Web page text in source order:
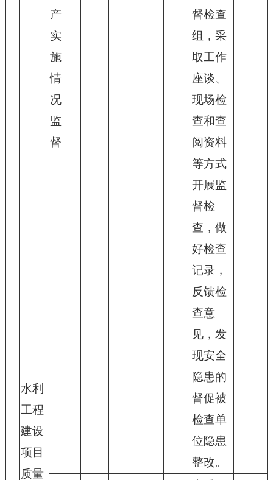
水利
工程
建设
项目
质量
产
实
施
情
况
监
督
督检查
组，采
取工作
座谈、
现场检
查和查
阅资料
等方式
开展监
督检
查，做
好检查
记录，
反馈检
查意
见，发
现安全
隐患的
督促被
检查单
位隐患
整改。